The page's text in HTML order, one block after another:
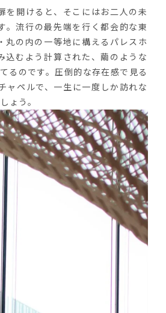
を開けると、そこにはお二人の未
。流行の最先端を行く都会的な東
丸の内の一等地に構えるパレスホ
込むよう計算された、繭のような
るのです。 圧倒的な存在感で見る
ャペルで、一生に一度しか訪れな
ょう。